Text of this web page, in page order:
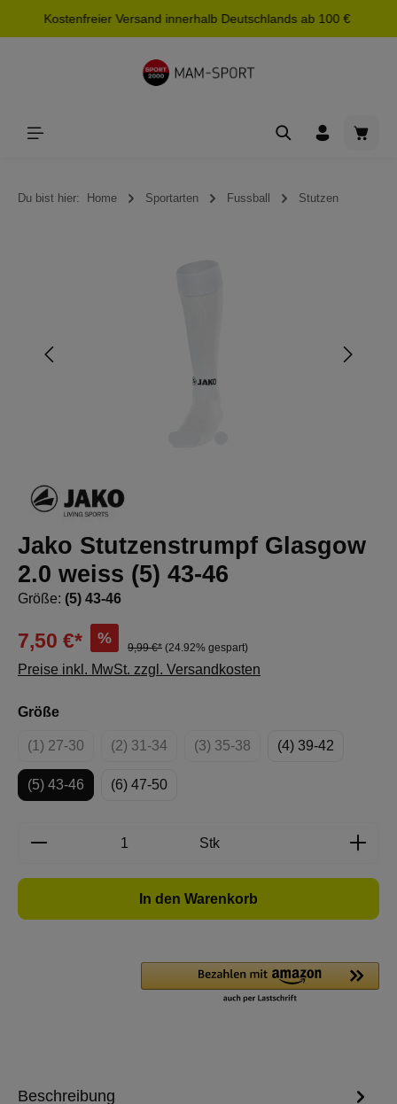
springen
Kostenfreier Versand innerhalb Deutschlands ab 100 €
Du bist hier: Home Sportarten Fussball Stutzen
Jako Stutzenstrumpf Glasgow
2.0 weiss (5) 43-46
Größe: (5) 43-46
7,50 €* %
9,99 €* (24.92% gespart)
Preise inkl. MwSt. zzgl. Versandkosten
Größeauswählen
(1) 27-30
(Diese Option ist zurzeit nicht verfügbar.)
(2) 31-34
(Diese Option ist zurzeit nicht verfügbar.)
(3) 35-38
(Diese Option ist zurzeit nicht
(4) 39-42
(5) 43-46 (6) 47-50
Produkt Anzahl: Gib den gewünschten
Stk
In den Warenkorb
Beschreibung